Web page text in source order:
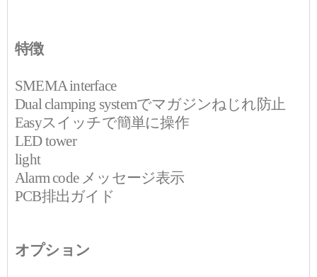
特徴
SMEMA interface
Dual clamping systemでマガジンねじれ防止
Easyスイッチで簡単に操作
LED tower
light
Alarm code メッセージ表示
PCB排出ガイド
オプション